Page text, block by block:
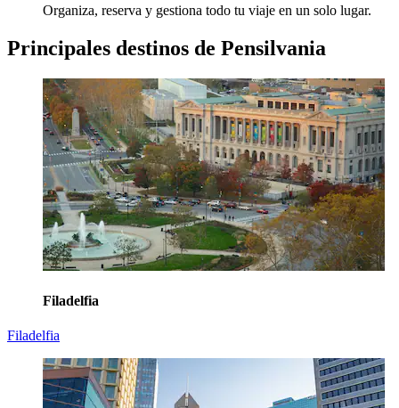
Organiza, reserva y gestiona todo tu viaje en un solo lugar.
Principales destinos de Pensilvania
Filadelfia
Filadelfia